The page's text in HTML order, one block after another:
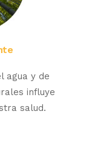
agua y de
influye
salud.